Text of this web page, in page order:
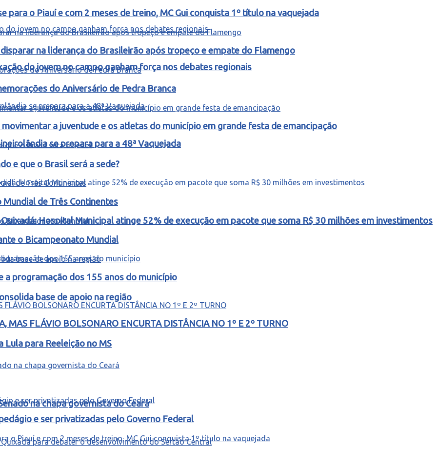
do jovem no campo ganham força nos debates regionais
se prepara para a 48ª Vaquejada
Hospital Municipal atinge 52% de execução em pacote que soma R$ 30 milhões em investimentos
base de apoio na região
na chapa governista do Ceará
para o Piauí e com 2 meses de treino, MC Gui conquista 1º título na vaquejada
disparar na liderança do Brasileirão após tropeço e empate do Flamengo
do Aniversário de Pedra Branca
a juventude e os atletas do município em grande festa de emancipação
e que o Brasil será a sede?
de Três Continentes
o Bicampeonato Mundial
a programação dos 155 anos do município
MAS FLÁVIO BOLSONARO ENCURTA DISTÂNCIA NO 1º E 2º TURNO
Lula para Reeleição no MS
e ser privatizadas pelo Governo Federal